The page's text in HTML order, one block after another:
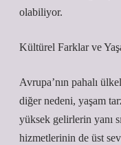
olabiliyor.
Kültürel Farklar ve
Avrupa’nın pahalı
diğer nedeni, yaşam
yüksek gelirlerin yanı
hizmetlerinin de üst